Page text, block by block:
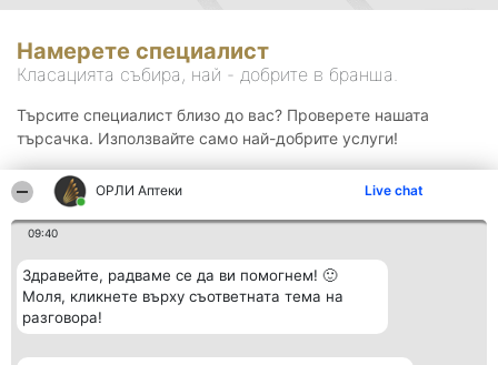
ОРЛИ Аптеки Live chat
09:40
Здравейте, радваме се да ви помогнем! 🙂
Моля, кликнете върху съответната тема на
разговора!
Намерете специалист
Класацията събира, най - добрите в бранша.
Търсите специалист близо до вас? Проверете нашата
търсачка. Използвайте само най-добрите услуги!